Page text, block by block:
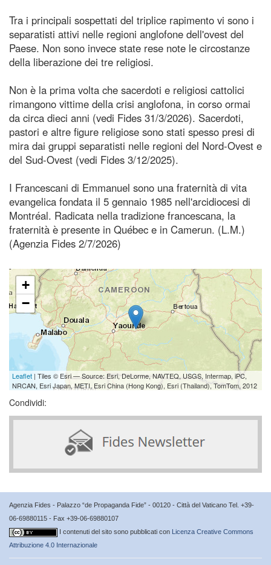
Tra i principali sospettati del triplice rapimento vi sono i
separatisti attivi nelle regioni anglofone dell'ovest del
Paese. Non sono invece state rese note le circostanze
della liberazione dei tre religiosi.
Non è la prima volta che sacerdoti e religiosi cattolici
rimangono vittime della crisi anglofona, in corso ormai
da circa dieci anni (vedi Fides 31/3/2026). Sacerdoti,
pastori e altre figure religiose sono stati spesso presi di
mira dai gruppi separatisti nelle regioni del Nord-Ovest e
del Sud-Ovest (vedi Fides 3/12/2025).
I Francescani di Emmanuel sono una fraternità di vita
evangelica fondata il 5 gennaio 1985 nell'arcidiocesi di
Montréal. Radicata nella tradizione francescana, la
fraternità è presente in Québec e in Camerun. (L.M.)
(Agenzia Fides 2/7/2026)
+
−
Leaflet | Tiles © Esri — Source: Esri, DeLorme, NAVTEQ, USGS, Intermap, iPC,
NRCAN, Esri Japan, METI, Esri China (Hong Kong), Esri (Thailand), TomTom, 2012
Condividi:
Agenzia Fides - Palazzo “de Propaganda Fide” - 00120 - Città del Vaticano Tel. +39-
06-69880115 - Fax +39-06-69880107
I contenuti del sito sono pubblicati con Licenza Creative Commons
Attribuzione 4.0 Internazionale